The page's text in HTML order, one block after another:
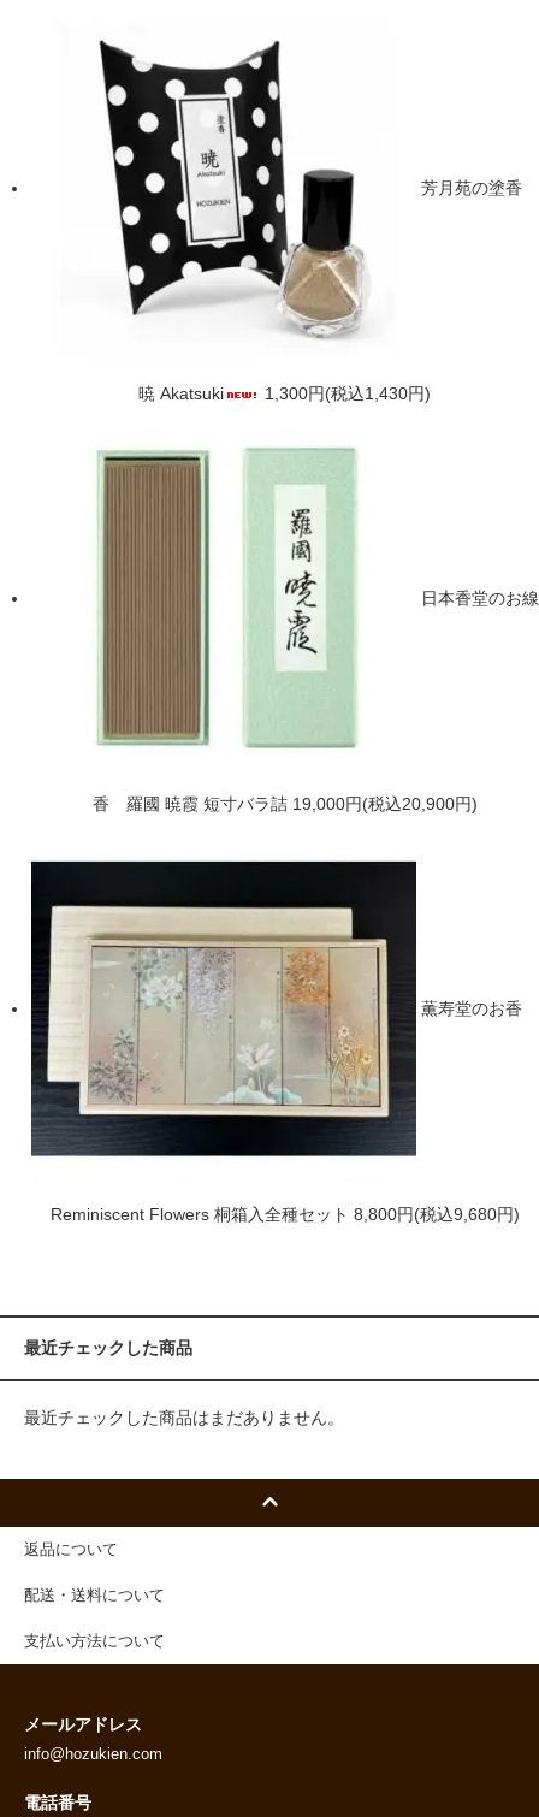
芳月苑の塗香
暁 Akatsuki 1,300円(税込1,430円)
日本香堂のお線
香 羅國 暁霞 短寸バラ詰 19,000円(税込20,900円)
薫寿堂のお香
Reminiscent Flowers 桐箱入全種セット 8,800円(税込9,680円)
最近チェックした商品
最近チェックした商品はまだありません。
返品について
配送・送料について
支払い方法について
メールアドレス
info@hozukien.com
電話番号